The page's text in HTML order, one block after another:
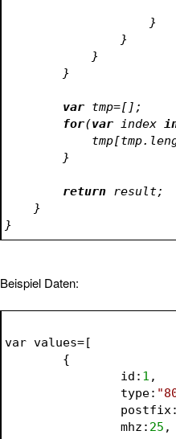
                    }
            }
        }
var tmp=[];
for(var index
        }
return result;
    }
}
Beispiel Daten:
var values=[
	{
		id:
1 ,
		type:
		postfix:
		mhz:
25 ,